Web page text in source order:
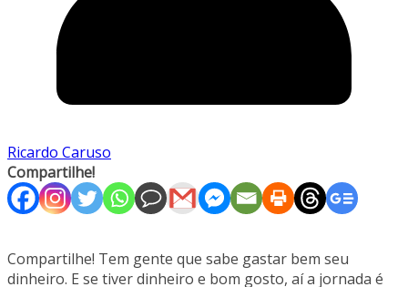
Ricardo Caruso
Compartilhe!
Compartilhe! Tem gente que sabe gastar bem seu
dinheiro. E se tiver dinheiro e bom gosto, aí a jornada é